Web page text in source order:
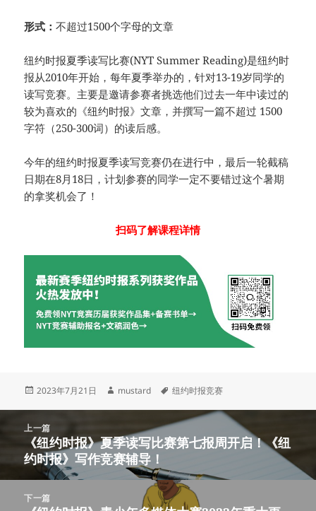
形式：不超过1500个字母的文章
纽约时报夏季读写比赛(NYT Summer Reading)是纽约时
报从2010年开始，每年夏季举办的，针对13-19岁同学的
读写竞赛。主要是邀请参赛者挑选他们过去一年中读过的
较为喜欢的《纽约时报》文章，并撰写一篇不超过 1500
字符（250-300词）的读后感。
今年的纽约时报夏季读写竞赛仍在进行中，最后一轮截稿
日期在8月18日，计划参赛的同学一定不要错过这个暑期
的拿奖机会了！
扫码了解课程详情
发
2023年7月21日
作
mustard
标
纽约时报竞赛
上一篇
上
篇
文
章：
《纽约时报》夏季读写比赛第七报周开启！《纽
约时报》写作竞赛辅导！
下一篇